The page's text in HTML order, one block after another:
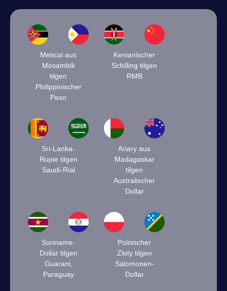
Metical aus
Mosambik
tilgen
Philippinischer
Peso
Kenianischer
Schilling tilgen
RMB
Sri-Lanka-
Rupie tilgen
Saudi-Rial
Ariary aus
Madagaskar
tilgen
Australischer
Dollar
Suriname-
Dollar tilgen
Guarani,
Paraguay
Polnischer
Zloty tilgen
Salomonen-
Dollar